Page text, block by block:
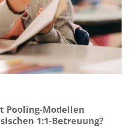
Pooling-Modellen
1:1-Betreuung?